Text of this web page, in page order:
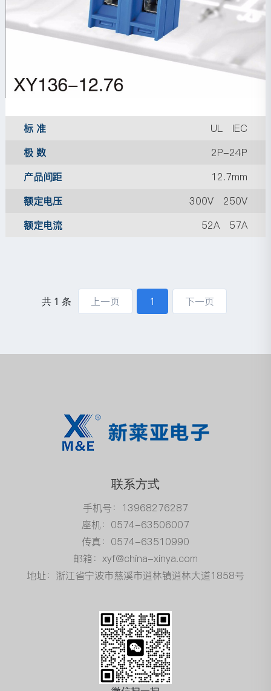
标 准
UL IEC
极 数
2P-24P
产品间距
12.7mm
额定电压
300V 250V
额定电流
52A 57A
共 1 条 上一页 1 下一页
联系方式
手机号：13968276287
座机：0574-63506007
传真：0574-63510990
邮箱：xyf@china-xinya.com
地址：浙江省宁波市慈溪市逍林镇逍林大道1858号